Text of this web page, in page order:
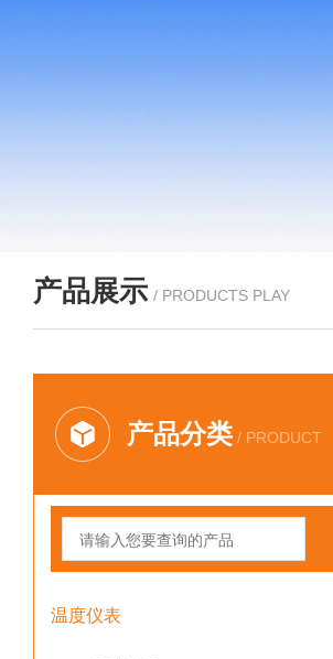
产品展示 / PRODUCTS PLAY
产品分类 / PRODUCT
温度仪表